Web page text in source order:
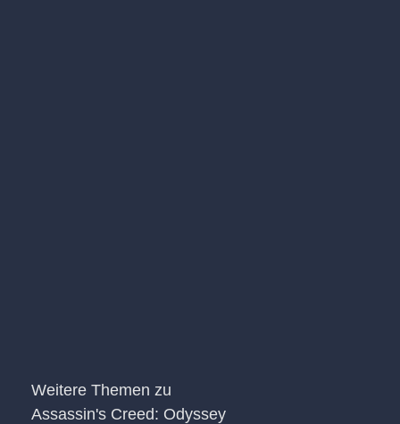
Weitere Themen zu
Assassin's Creed: Odyssey